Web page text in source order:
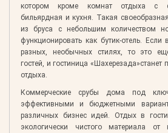
котором кроме комнат отдыха с
бильярдная и кухня. Такая
из бруса с небольшим количеством
функционировать как бутик-отель.
разных, необычных стилях, то это
гостей, и гостиница
отдыха.
Коммерческие срубы дома под
эффективными и бюджетными
различных бизнес идей. Отдых в
экологически чистого материала от